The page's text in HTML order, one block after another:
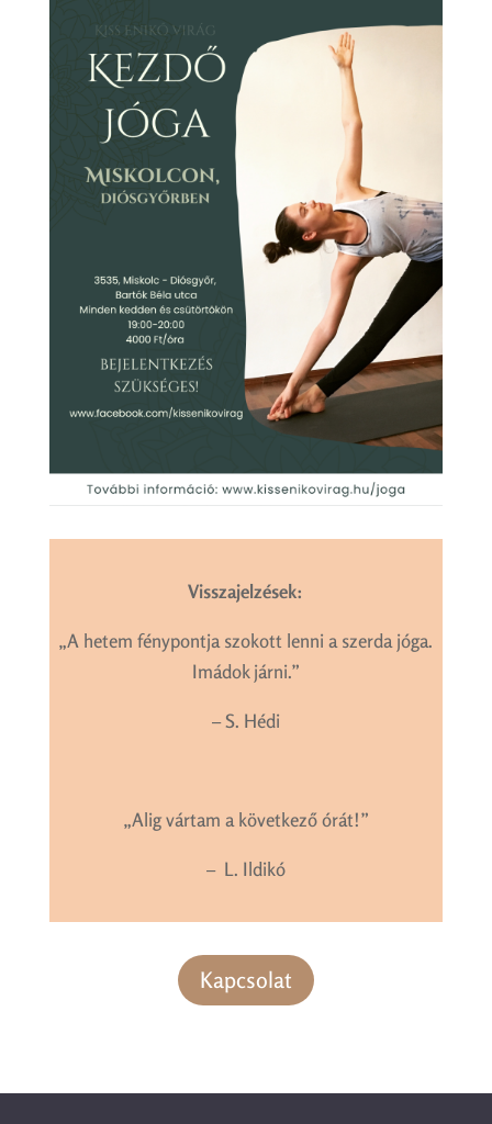
Visszajelzések:
„A hetem fénypontja szokott lenni a szerda jóga.
Imádok járni.”
– S. Hédi
„Alig vártam a következő órát!”
– L. Ildikó
Kapcsolat